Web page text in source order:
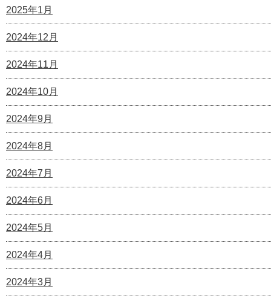
2025年1月
2024年12月
2024年11月
2024年10月
2024年9月
2024年8月
2024年7月
2024年6月
2024年5月
2024年4月
2024年3月